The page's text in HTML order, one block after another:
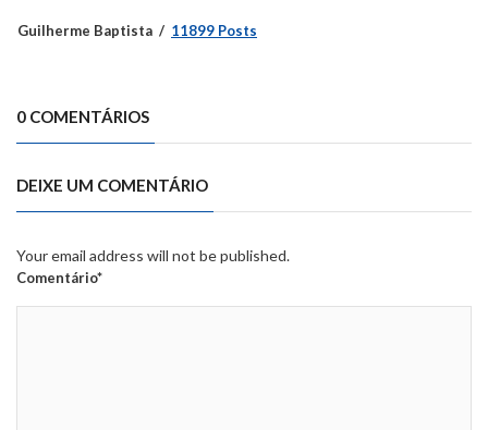
Guilherme Baptista 11899 Posts
0 COMENTÁRIOS
DEIXE UM COMENTÁRIO
Your email address will not be published.
Comentário*